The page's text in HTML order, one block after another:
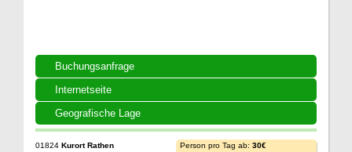
Buchungsanfrage
Internetseite
Geografische Lage
01824 Kurort Rathen
Person pro Tag ab: 30€